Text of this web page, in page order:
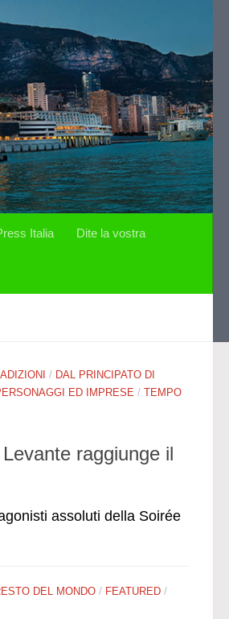
Italia Dite la vostra
/ DAL PRINCIPATO DI
ED IMPRESE / TEMPO
raggiunge il
assoluti della Soirée
DEL MONDO / FEATURED /